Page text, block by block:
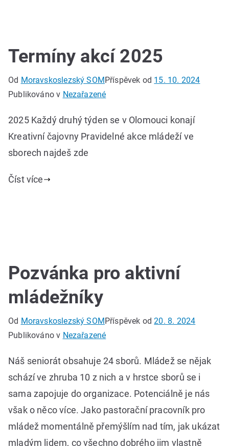
Termíny akcí 2025
Od Moravskoslezský SOMPříspěvek od 15. 10. 2024
Publikováno v Nezařazené
2025 Každý druhý týden se v Olomouci konají
Kreativní čajovny Pravidelné akce mládeží ve
sborech najdeš zde
Číst více
Pozvánka pro aktivní
mládežníky
Od Moravskoslezský SOM Příspěvek od20. 8. 2024
Publikováno v Nezařazené
Náš seniorát obsahuje 24 sborů. Mládež se nějak
schází ve zhruba 10 z nich a v hrstce sborů se i
sama zapojuje do organizace. Potenciálně je nás
však o něco více. Jako pastorační pracovník pro
mládež momentálně přemýšlím nad tím, jak ukázat
mladým lidem, co všechno dobrého jim vlastně